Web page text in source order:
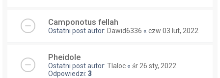
Camponotus fellah
Ostatni post autor: Dawid6336 « czw 03 lut, 2022
Pheidole
Ostatni post autor: Tlaloc « śr 26 sty, 2022
Odpowiedzi: 3